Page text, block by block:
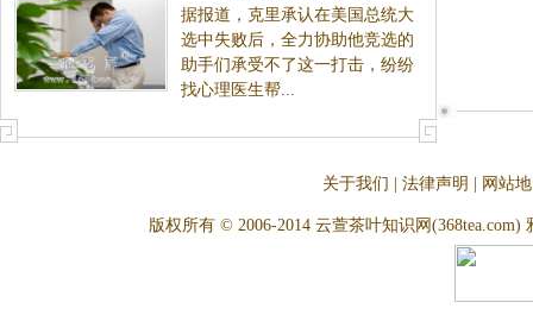
据报道，克里承认在美国总统大
选中失败后，全力协助他竞选的
助手们承受不了这一打击，纷纷
找心理医生帮...
关于我们 法律声明 网站
版权所有 © 2006-2014 云萱茶叶知识网